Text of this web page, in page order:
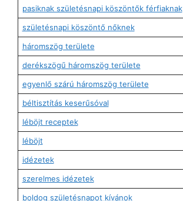
pasiknak születésnapi köszöntők férfiaknak
születésnapi köszöntő nőknek
háromszög területe
derékszögű háromszög területe
egyenlő szárú háromszög területe
béltisztítás keserűsóval
léböjt receptek
léböjt
idézetek
szerelmes idézetek
boldog születésnapot kívánok